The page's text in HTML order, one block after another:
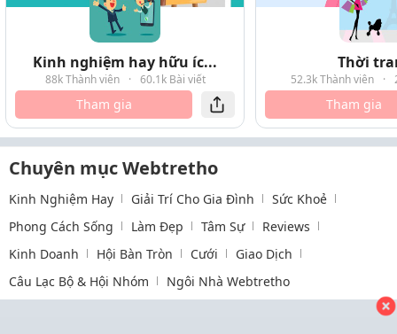
Kinh nghiệm hay hữu íc...
88k Thành viên · 60.1k Bài viết
Tham gia
Thời
52.3k Thành viên ·
Tham gia
Chuyên mục Webtretho
Kinh Nghiệm Hay Giải Trí Cho Gia Đình
Sức Khoẻ
Phong Cách Sống
Làm Đẹp Tâm Sự
Reviews
Kinh Doanh
Hội Bàn Tròn Cưới
Giao Dịch
Câu Lạc Bộ & Hội Nhóm
Ngôi Nhà Webtretho